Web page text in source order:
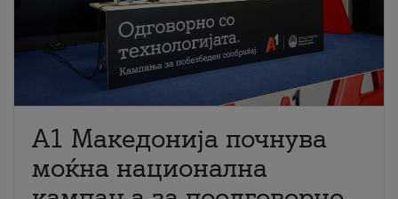
A1 Македонија почнува
моќна национална